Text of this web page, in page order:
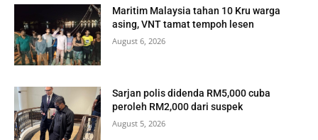
Maritim Malaysia tahan 10 Kru warga
asing, VNT tamat tempoh lesen
August 6, 2026
Sarjan polis didenda RM5,000 cuba
peroleh RM2,000 dari suspek
August 5, 2026